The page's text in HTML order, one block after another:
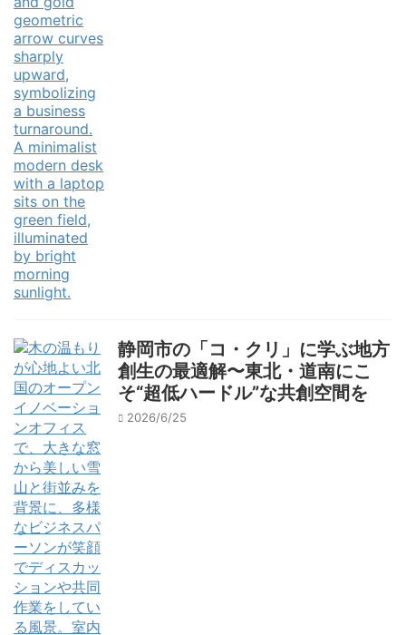
静岡市の「コ・クリ」に学ぶ地方
創生の最適解〜東北・道南にこ
そ“超低ハードル”な共創空間を
2026/6/25